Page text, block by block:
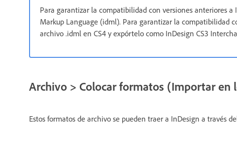
Para garantizar la compatibilidad con versiones anteriores a
Markup Language (idml). Para garantizar la compatibilidad
archivo .idml en CS4 y expórtelo como InDesign CS3
Archivo > Colocar formatos (Importar en
Estos formatos de archivo se pueden traer a InDesign a través